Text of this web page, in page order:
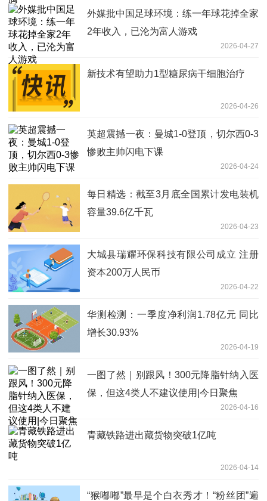
外媒批中国足球环境：练一年球花掉全家
2年收入，已沦为富人游戏
2026-04-27
新技术有望助力1型糖尿病干细胞治疗
2026-04-26
英超震撼一夜：曼城1-0登顶，切尔西0-3
惨败主帅闪电下课
2026-04-24
每日精选：截至3月底全国累计发电装机
容量39.6亿千瓦
2026-04-23
大城县瑞耀环保科技有限公司成立 注册
资本200万人民币
2026-04-22
华测检测：一季度净利润1.78亿元 同比
增长30.93%
2026-04-19
一图了然｜别跟风！300元降脂针纳入医
保，但这4类人不建议使用|今日聚焦
2026-04-16
青藏铁路进出藏货物突破1亿吨
2026-04-14
“猴嘟嘟”最早是个白衣秀才！“粉丝团”遍